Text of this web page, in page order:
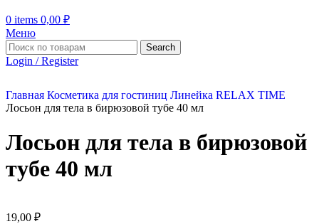
0 items 0,00 ₽
Меню
Search
Login / Register
Главная Косметика для гостиниц Линейка RELAX TIME
Лосьон для тела в бирюзовой тубе 40 мл
Лосьон для тела в бирюзовой
тубе 40 мл
19,00 ₽